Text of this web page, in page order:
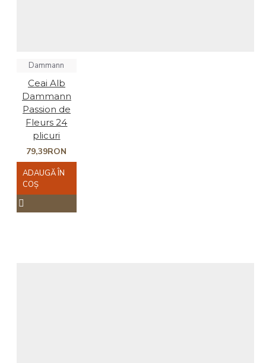
Dammann
Ceai Alb
Dammann
Passion de
Fleurs 24
plicuri
79,39RON
ADAUGĂ ÎN
COŞ